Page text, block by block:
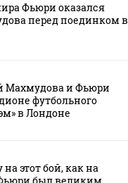
Фьюри оказался
перед поединком в
Махмудова и Фьюри
футбольного
в Лондоне
этот бой, как на